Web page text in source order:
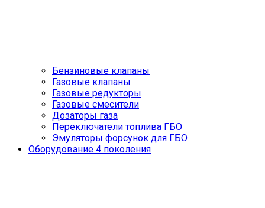
Бензиновые клапаны
Газовые клапаны
Газовые редукторы
Газовые смесители
Дозаторы газа
Переключатели топлива ГБО
Эмуляторы форсунок для ГБО
Оборудование 4 поколения